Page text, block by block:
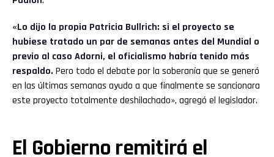
«Lo dijo la propia Patricia Bullrich: si el proyecto se
hubiese tratado un par de semanas antes del Mundial o
previo al caso Adorni, el oficialismo habría tenido más
respaldo. Pero todo el debate por la soberanía que se generó
en las últimas semanas ayudo a que finalmente se sancionara
este proyecto totalmente deshilachado», agregó el legislador.
El Gobierno remitirá el